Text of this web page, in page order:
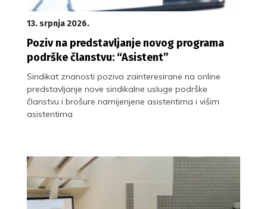
13. srpnja 2026.
Poziv na predstavljanje novog programa
podrške članstvu: “Asistent”
Sindikat znanosti poziva zainteresirane na online
predstavljanje nove sindikalne usluge podrške
članstvu i brošure namijenjene asistentima i višim
asistentima